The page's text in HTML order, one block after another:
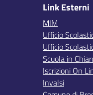
Link Esterni
MIM
Ufficio
Ufficio
Scuola in
Iscrizioni On
Invalsi